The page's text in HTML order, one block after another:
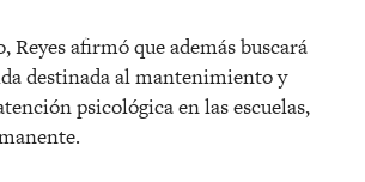
Reyes afirmó que además buscará
destinada al mantenimiento y
psicológica en las escuelas,